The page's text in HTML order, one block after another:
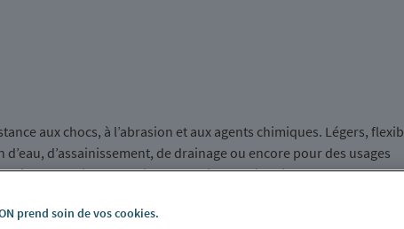
aux chocs, à l’abrasion et aux agents chimiques. Légers,
d’assainissement, de drainage ou encore pour des usages
à la corrosion garantissent une installation fiable et une longue
pour tous types d’infrastructures.
prend soin de vos cookies.